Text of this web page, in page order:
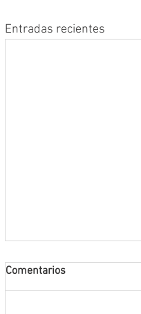
Entradas recientes
Comentarios